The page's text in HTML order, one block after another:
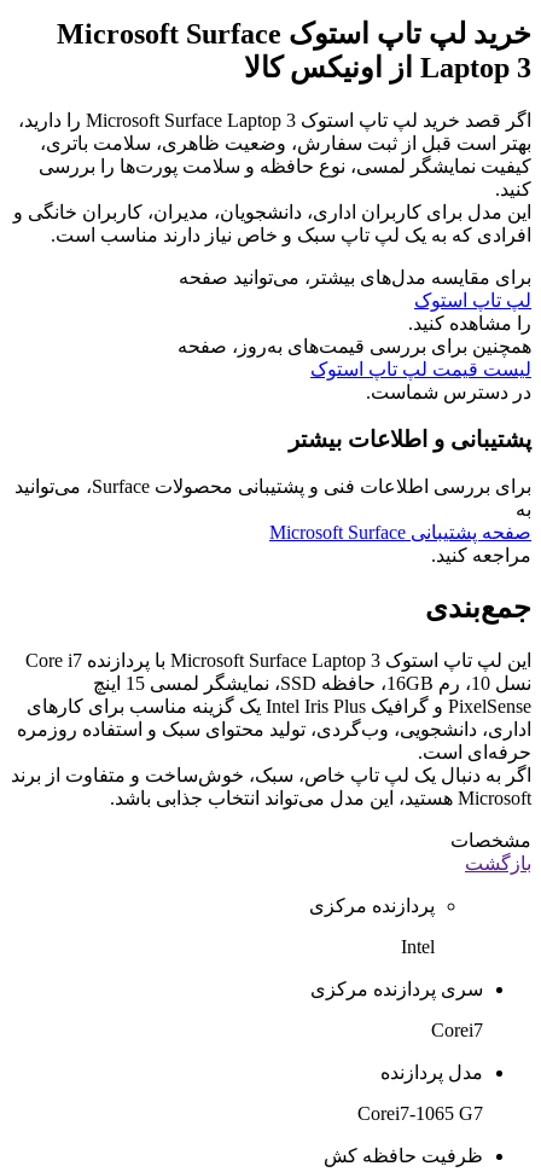
خرید لپ تاپ استوک Microsoft Surface
Laptop 3 از اونیکس کالا
اگر قصد خرید لپ تاپ استوک Microsoft Surface Laptop 3 را دارید،
بهتر است قبل از ثبت سفارش، وضعیت ظاهری، سلامت باتری،
کیفیت نمایشگر لمسی، نوع حافظه و سلامت پورت‌ها را بررسی
کنید.
این مدل برای کاربران اداری، دانشجویان، مدیران، کاربران خانگی و
افرادی که به یک لپ تاپ سبک و خاص نیاز دارند مناسب است.
برای مقایسه مدل‌های بیشتر، می‌توانید صفحه
لپ تاپ استوک
را مشاهده کنید.
همچنین برای بررسی قیمت‌های به‌روز، صفحه
لیست قیمت لپ تاپ استوک
در دسترس شماست.
پشتیبانی و اطلاعات بیشتر
برای بررسی اطلاعات فنی و پشتیبانی محصولات Surface، می‌توانید
به
صفحه پشتیبانی Microsoft Surface
مراجعه کنید.
جمع‌بندی
این لپ تاپ استوک Microsoft Surface Laptop 3 با پردازنده Core i7
نسل 10، رم 16GB، حافظه SSD، نمایشگر لمسی 15 اینچ
PixelSense و گرافیک Intel Iris Plus یک گزینه مناسب برای کارهای
اداری، دانشجویی، وب‌گردی، تولید محتوای سبک و استفاده روزمره
حرفه‌ای است.
اگر به دنبال یک لپ تاپ خاص، سبک، خوش‌ساخت و متفاوت از برند
Microsoft هستید، این مدل می‌تواند انتخاب جذابی باشد.
مشخصات
بازگشت
پردازنده مرکزی
Intel
سری پردازنده مرکزی
Corei7
مدل پردازنده
Corei7-1065 G7
ظرفیت حافظه کش